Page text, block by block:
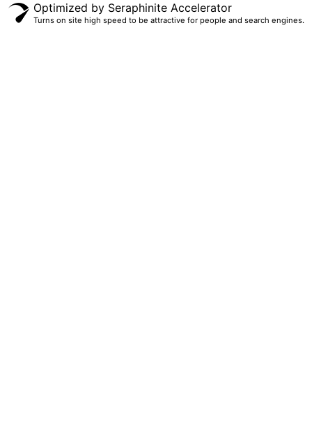
Optimized by Seraphinite Accelerator
Turns on site high speed to be attractive for people and search engines.